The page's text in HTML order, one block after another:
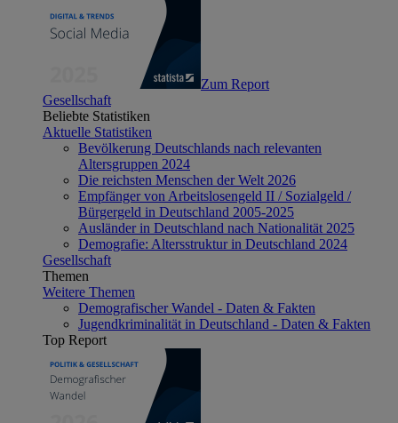
Zum Report
Gesellschaft
Beliebte Statistiken
Aktuelle Statistiken
Bevölkerung Deutschlands nach relevanten
Altersgruppen 2024
Die reichsten Menschen der Welt 2026
Empfänger von Arbeitslosengeld II / Sozialgeld /
Bürgergeld in Deutschland 2005-2025
Ausländer in Deutschland nach Nationalität 2025
Demografie: Altersstruktur in Deutschland 2024
Gesellschaft
Themen
Weitere Themen
Demografischer Wandel - Daten & Fakten
Jugendkriminalität in Deutschland - Daten & Fakten
Top Report